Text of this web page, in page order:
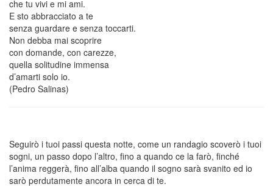
che tu vivi e mi ami.
E sto abbracciato a te
senza guardare e senza toccarti.
Non debba mai scoprire
con domande, con carezze,
quella solitudine immensa
d’amarti solo io.
(Pedro Salinas)
Seguirò i tuoi passi questa notte, come un randagio scoverò i tuoi
sogni, un passo dopo l’altro, fino a quando ce la farò, finché
l’anima reggerà, fino all’alba quando il sogno sarà svanito ed io
sarò perdutamente ancora in cerca di te.